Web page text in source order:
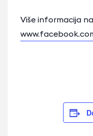
Više informacija